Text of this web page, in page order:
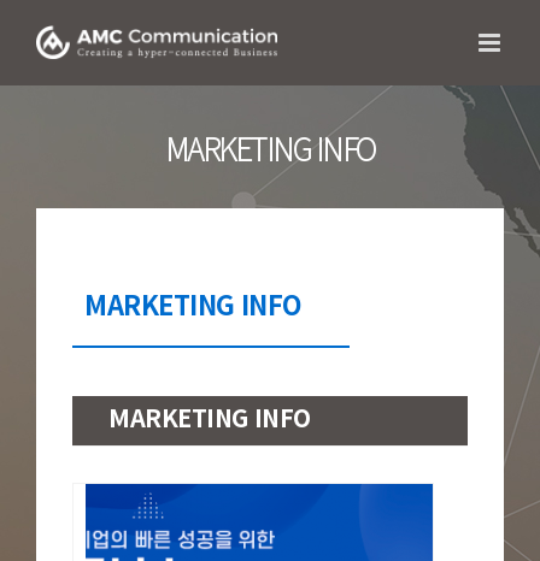
건너뛰기
MARKETING INFO
MARKETING INFO
MARKETING INFO